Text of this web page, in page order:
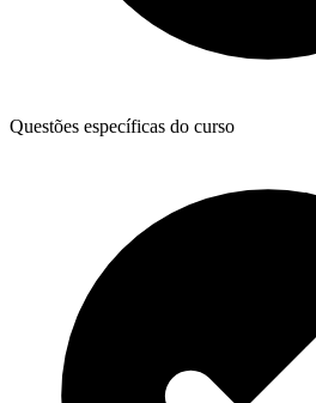
Questões específicas do curso